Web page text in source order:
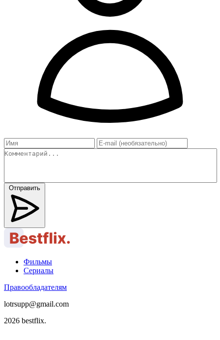
Отправить
Фильмы
Сериалы
Правообладателям
lotrsupp@gmail.com
2026 bestflix.